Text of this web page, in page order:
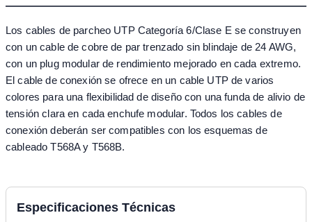
Los cables de parcheo UTP Categoría 6/Clase E se construyen
con un cable de cobre de par trenzado sin blindaje de 24 AWG,
con un plug modular de rendimiento mejorado en cada extremo.
El cable de conexión se ofrece en un cable UTP de varios
colores para una flexibilidad de diseño con una funda de alivio de
tensión clara en cada enchufe modular. Todos los cables de
conexión deberán ser compatibles con los esquemas de
cableado T568A y T568B.
Especificaciones Técnicas